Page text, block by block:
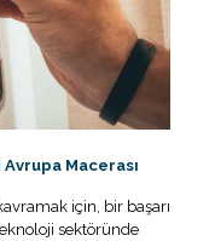
Avrupa Macerası
için, bir başarı
sektöründe